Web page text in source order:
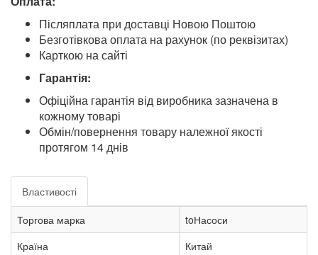
Післяплата при доставці Новою Поштою
Безготівкова оплата на рахунок (по реквізитах)
Карткою на сайті
Гарантія:
Офіційна гарантія від виробника зазначена в
кожному товарі
Обмін/повернення товару належної якості
протягом 14 днів
Властивості
Торгова марка
toНасоси
Країна
Китай